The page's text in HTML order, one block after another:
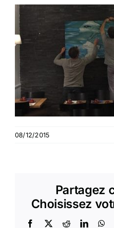
08/12/2015
Partagez
Choisissez
Facebook
X Reddit